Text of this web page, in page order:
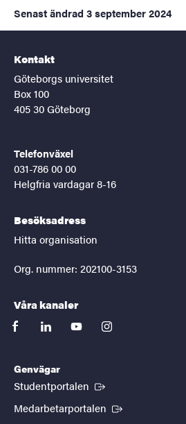
Senast ändrad 3 september 2024
Kontakt
Göteborgs universitet
Box 100
405 30 Göteborg
Telefonväxel
031-786 00 00
Helgfria vardagar 8-16
Besöksadress
Hitta organisation
Org. nummer: 202100-3153
Våra kanaler
facebooklinkedinyoutubeinstagram
Genvägar
Studentportalen (Extern länk)
Medarbetarportalen (Extern länk)